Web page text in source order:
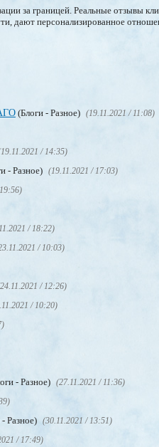
за границей. Реальные отзывы
дают персонализированное
(Блоги - Разное) (19.11.2021 / 11:08)
/ 14:35)
- Разное) (19.11.2021 / 17:03)
/ 18:22)
/ 10:03)
/ 12:26)
/ 10:20)
- Разное) (27.11.2021 / 11:36)
Разное) (30.11.2021 / 13:51)
/ 17:49)